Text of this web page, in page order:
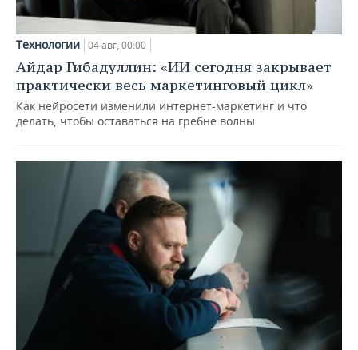
Технологии 04 авг, 00:00
Айдар Гибадуллин: «ИИ сегодня закрывает
практически весь маркетинговый цикл»
Как нейросети изменили интернет-маркетинг и что
делать, чтобы оставаться на гребне волны